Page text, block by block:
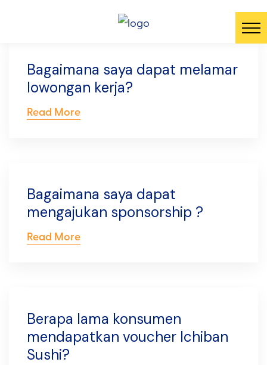
Bagaimana saya dapat melamar
lowongan kerja?
Read More
Bagaimana saya dapat
mengajukan sponsorship ?
Read More
Berapa lama konsumen
mendapatkan voucher Ichiban
Sushi?